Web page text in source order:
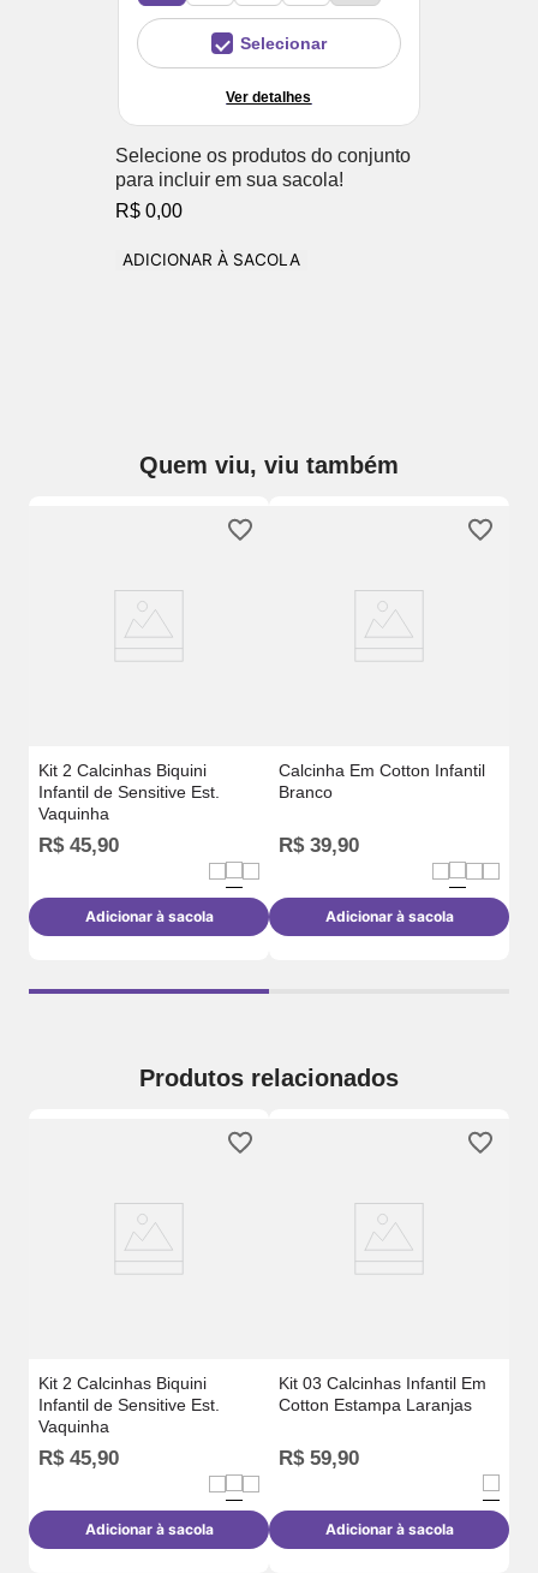
Selecionar
Ver detalhes
Selecione os produtos do conjunto
para incluir em sua sacola!
R$ 0,00
ADICIONAR À SACOLA
Quem viu, viu também
Kit 2 Calcinhas Biquini
Infantil de Sensitive Est.
Vaquinha
R$ 45,90
Adicionar à sacola
Calcinha Em Cotton Infantil
Branco
R$ 39,90
Adicionar à sacola
Produtos relacionados
Kit 2 Calcinhas Biquini
Infantil de Sensitive Est.
Vaquinha
R$ 45,90
Adicionar à sacola
Kit 03 Calcinhas Infantil Em
Cotton Estampa Laranjas
R$ 59,90
Adicionar à sacola